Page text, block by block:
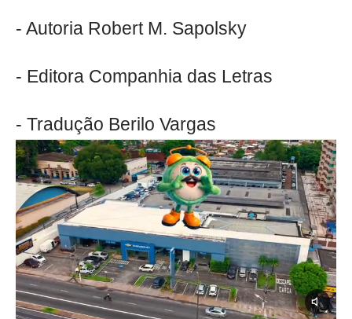
- Autoria Robert M. Sapolsky
- Editora Companhia das Letras
- Tradução Berilo Vargas